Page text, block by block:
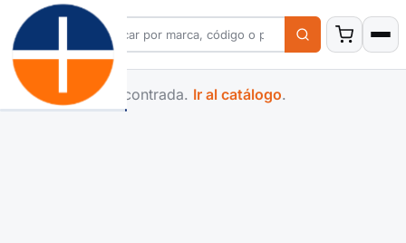
Familia no encontrada. Ir al catálogo.